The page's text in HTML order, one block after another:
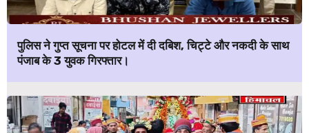
पुलिस ने गुप्त सूचना पर होटल में दी दबिश, चिट्टे और नकदी के साथ
पंजाब के 3 युवक गिरफ्तार।